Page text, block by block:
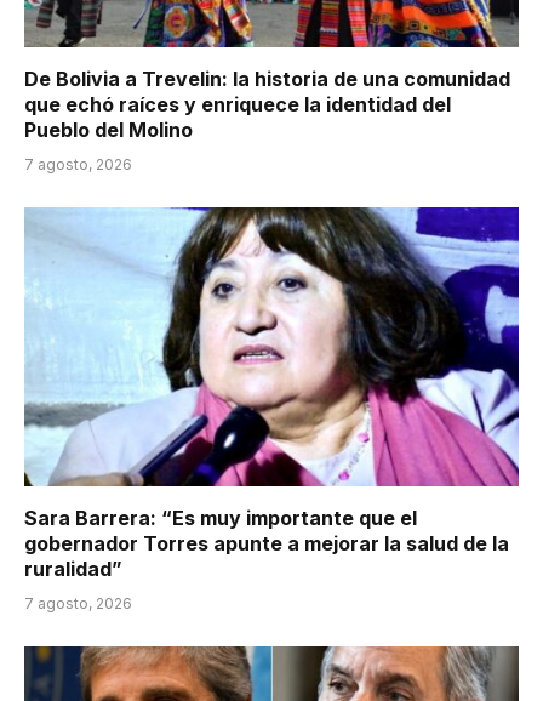
De Bolivia a Trevelin: la historia de una comunidad
que echó raíces y enriquece la identidad del
Pueblo del Molino
7 agosto, 2026
Sara Barrera: “Es muy importante que el
gobernador Torres apunte a mejorar la salud de la
ruralidad”
7 agosto, 2026